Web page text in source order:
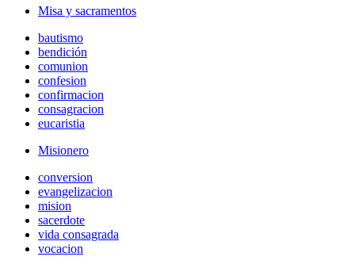
Misa y sacramentos
bautismo
bendición
comunion
confesion
confirmacion
consagracion
eucaristia
Misionero
conversion
evangelizacion
mision
sacerdote
vida consagrada
vocacion